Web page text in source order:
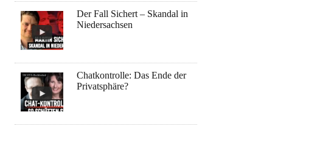
Der Fall Sichert – Skandal in
Niedersachsen
Chatkontrolle: Das Ende der
Privatsphäre?